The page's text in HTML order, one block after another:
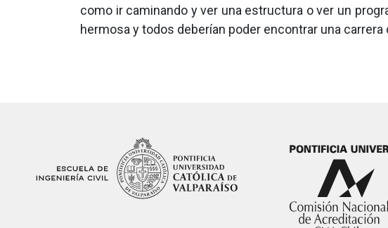
como ir caminando y ver una estructura o ver un
hermosa y todos deberían poder encontrar una